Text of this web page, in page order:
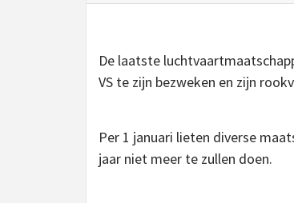
De laatste
VS te zijn bezweken en zijn
Per 1 januari lieten diverse
jaar niet meer te zullen doen.